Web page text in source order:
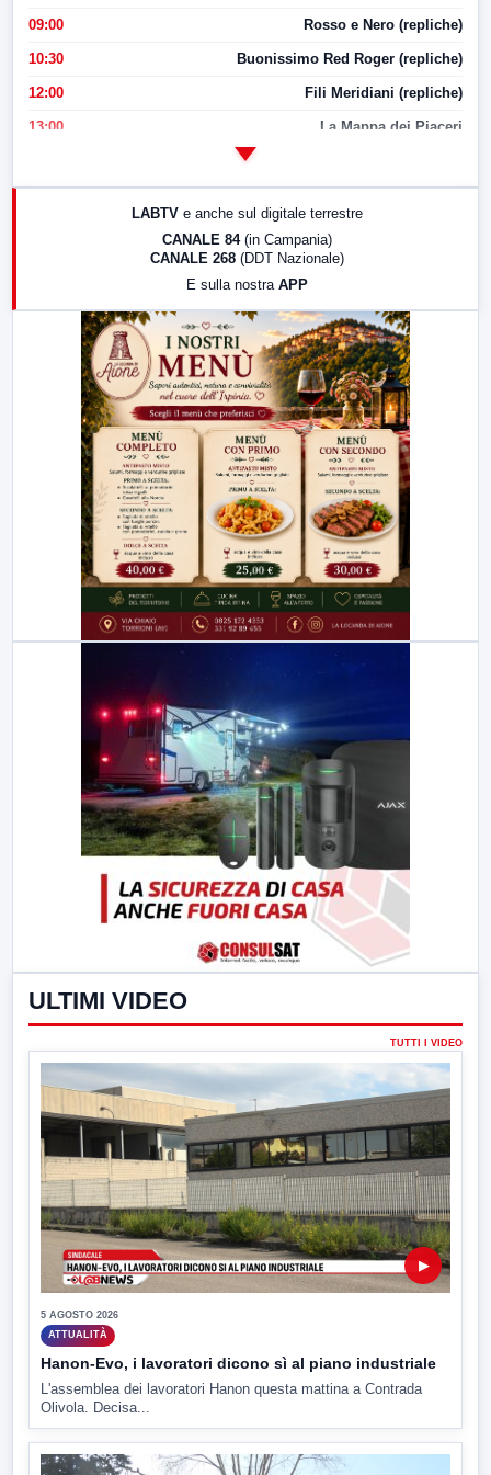
09:00 Rosso e Nero (repliche)
10:30 Buonissimo Red Roger (repliche)
12:00 Fili Meridiani (repliche)
13:00 La Mappa dei Piaceri
17:00 LabNews (replica)
LabNews (replica)
LABTV e anche sul digitale terrestre
CANALE 84 (in Campania)
CANALE 268 (DDT Nazionale)
E sulla nostra APP
ULTIMI VIDEO
TUTTI I VIDEO
▶
5 AGOSTO 2026
ATTUALITÀ
Hanon-Evo, i lavoratori dicono sì al piano industriale
L'assemblea dei lavoratori Hanon questa mattina a Contrada
Olivola. Decisa...